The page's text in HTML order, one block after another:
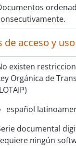
acceso y uso
existen
Orgánica de
español
documental
ningún